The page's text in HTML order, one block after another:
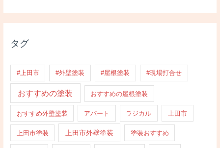
タグ
#上田市 #外壁塗装 #屋根塗装 #現場打合せ
おすすめの塗装 おすすめの屋根塗装
おすすめ外壁塗装 アパート ラジカル 上田市
上田市塗装 上田市外壁塗装 塗装おすすめ